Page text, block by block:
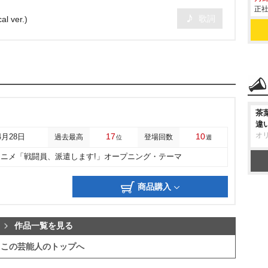
ver.)
28日 過去最高 17位 登場回数 10週
メ「戦闘員、派遣します!」オープニング・テーマ
商品購入
作品一覧を見る
この芸能人のトップへ
正
茶
違
オ